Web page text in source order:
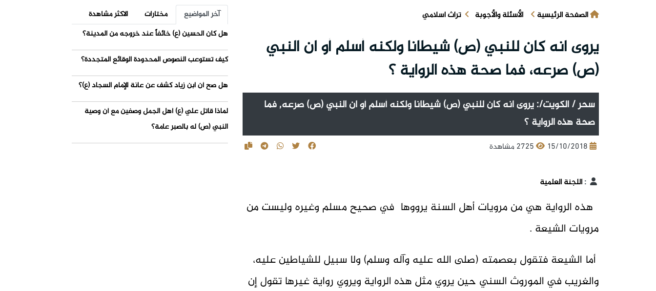
الصفحة الرئيسية الأسئلة والأجوبة تراث اسلامي
يروى انه كان للنبي (ص) شيطانا ولكنه أسلم أو ان النبي
(ص) صرعه، فما صحة هذه الرواية ؟
سحر / الكويت/: يروى انه كان للنبي (ص) شيطانا ولكنه أسلم أو ان النبي (ص) صرعه, فما
صحة هذه الرواية ؟
15/10/2018 2725 مشاهدة
:اللجنة العلمية
هذه الرواية هي من مرويات أهل السنة يرووها في صحيح مسلم وغيره وليست من
مرويات الشيعة .
أما الشيعة فتقول بعصمته (صلى الله عليه وآله وسلم) ولا سبيل للشياطين عليه،
والغريب في الموروث السني حين يروي مثل هذه الرواية ويروي رواية غيرها تقول إن
آخر المواضيع مختارات
الاكثر مشاهدة
هل كان الحسين (ع) خائفاً عند خروجه من المدينة؟
كيف تستوعب النصوص المحدودة الوقائع المتجددة؟
هل صح أن ابن زياد كشف عن عانة الإمام السجاد (ع)؟
لماذا قاتل علي (ع) أهل الجمل وصفين مع أن وصية
النبي (ص) له بالصبر عامة؟